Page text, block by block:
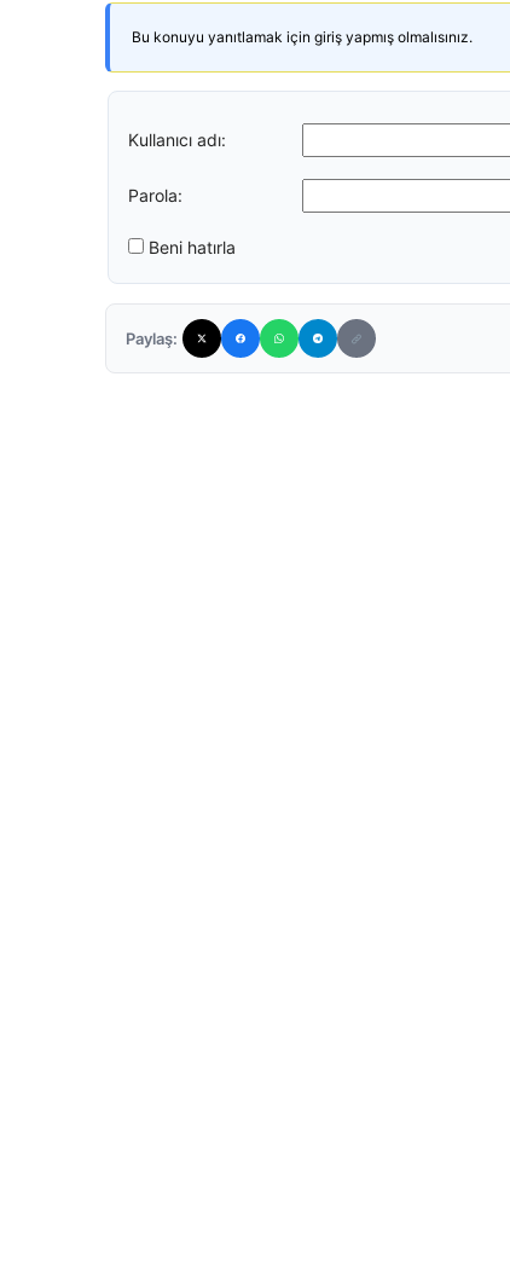
Bu konuyu yanıtlamak için giriş yapmış olmalısınız.
Kullanıcı adı:
Parola:
Beni hatırla
Paylaş: